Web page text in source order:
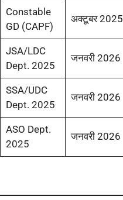
Constable
GD (CAPF)
अक्टूबर 2025
JSA/LDC
Dept. 2025
जनवरी 2026
SSA/UDC
Dept. 2025
जनवरी 2026
ASO Dept.
2025
जनवरी 2026